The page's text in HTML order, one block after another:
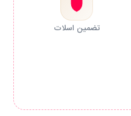
تضمین اسلات